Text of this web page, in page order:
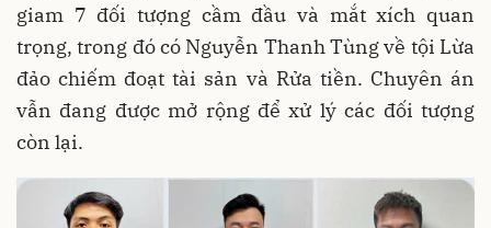
giam 7 đối tượng cầm đầu và mắt xích quan
trọng, trong đó có Nguyễn Thanh Tùng về tội Lừa
đảo chiếm đoạt tài sản và Rửa tiền. Chuyên án
vẫn đang được mở rộng để xử lý các đối tượng
còn lại.